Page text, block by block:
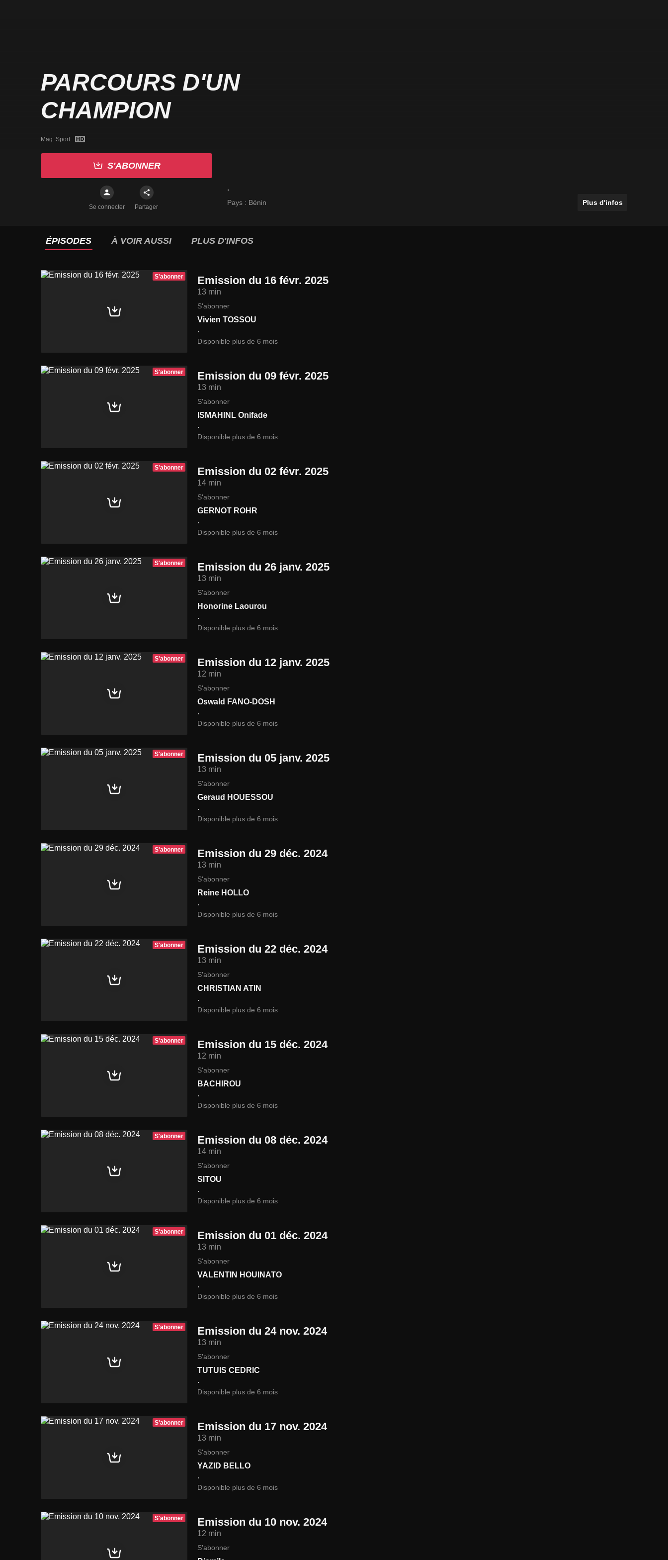
PARCOURS D'UN
CHAMPION
Mag. Sport
S'ABONNER
Se connecter Partager
.
Pays : Bénin Plus d'infos
ÉPISODES À VOIR AUSSI PLUS D'INFOS
S'abonner Emission du 16 févr. 2025
13 min
S'abonner
Vivien TOSSOU
.
Disponible plus de 6 mois
S'abonner Emission du 09 févr. 2025
13 min
S'abonner
ISMAHINL Onifade
.
Disponible plus de 6 mois
S'abonner Emission du 02 févr. 2025
14 min
S'abonner
GERNOT ROHR
.
Disponible plus de 6 mois
S'abonner Emission du 26 janv. 2025
13 min
S'abonner
Honorine Laourou
.
Disponible plus de 6 mois
S'abonner Emission du 12 janv. 2025
12 min
S'abonner
Oswald FANO-DOSH
.
Disponible plus de 6 mois
S'abonner Emission du 05 janv. 2025
13 min
S'abonner
Geraud HOUESSOU
.
Disponible plus de 6 mois
S'abonner Emission du 29 déc. 2024
13 min
S'abonner
Reine HOLLO
.
Disponible plus de 6 mois
S'abonner Emission du 22 déc. 2024
13 min
S'abonner
CHRISTIAN ATIN
.
Disponible plus de 6 mois
S'abonner Emission du 15 déc. 2024
12 min
S'abonner
BACHIROU
.
Disponible plus de 6 mois
S'abonner Emission du 08 déc. 2024
14 min
S'abonner
SITOU
.
Disponible plus de 6 mois
S'abonner Emission du 01 déc. 2024
13 min
S'abonner
VALENTIN HOUINATO
.
Disponible plus de 6 mois
S'abonner Emission du 24 nov. 2024
13 min
S'abonner
TUTUIS CEDRIC
.
Disponible plus de 6 mois
S'abonner Emission du 17 nov. 2024
13 min
S'abonner
YAZID BELLO
.
Disponible plus de 6 mois
S'abonner Emission du 10 nov. 2024
12 min
S'abonner